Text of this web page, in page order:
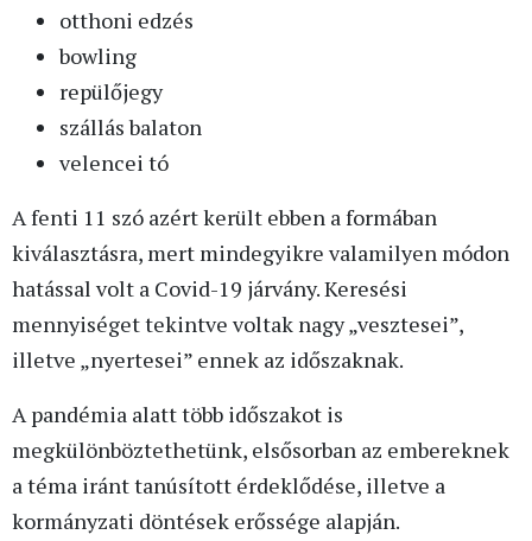
otthoni edzés
bowling
repülőjegy
szállás balaton
velencei tó
A fenti 11 szó azért került ebben a formában
kiválasztásra, mert mindegyikre valamilyen módon
hatással volt a Covid-19 járvány. Keresési
mennyiséget tekintve voltak nagy „vesztesei”,
illetve „nyertesei” ennek az időszaknak.
A pandémia alatt több időszakot is
megkülönböztethetünk, elsősorban az embereknek
a téma iránt tanúsított érdeklődése, illetve a
kormányzati döntések erőssége alapján.